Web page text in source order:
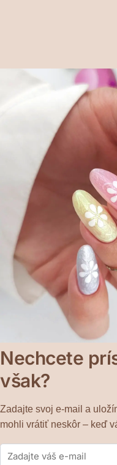
Nechcete
však?
Zadajte svoj e-mail a
mohli vrátiť neskôr – keď